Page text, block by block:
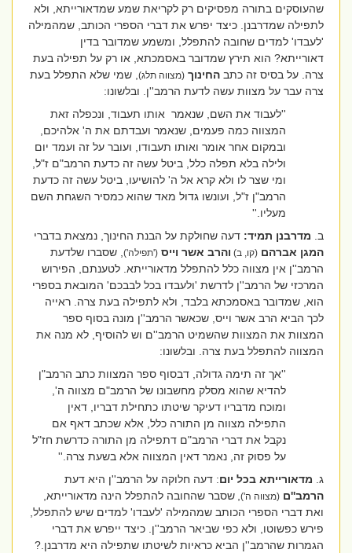
שהעוסקים בתורה מפסיקים רק לקריאת שמע שמדאורייתא, ולא
לתפילה שמדרבנן. כיצד יפרש את דברי הספרי הכותב, שמהמילה
'לעבדו' למדים שחובה להתפלל, ומשמע שמדובר בדין
דאורייתא? הוא תירץ שמדובר באסמכתא, או רק על תפילה בעת
צרה. על בסיס זה כתבהחינוך (מצווה תלג), שמי שלא התפלל בעת
צרה עבר על מצוות עשה לדעת הרמב''ן. ובלשונו:
''לעבוד את השם, שנאמר אותו תעבוד, ונכפלה זאת
המצווה כמה פעמים, שנאמר ועבדתם את ה' אלהיכם,
ובמקום אחר אומר ואותו תעבודו, ועובר על זה ועמד יום
ולילה בלא תפלה כלל, ביטל עשה זה כדעת הרמב"ם ז"ל,
ומי שצר לו ולא קרא אל ה' להושיעו, ביטל עשה זה כדעת
הרמב"ן ז"ל, ועונשו גדול מאד שהוא כמסיר השגחת השם
מעליו.''
ב.מדרבנן תמיד:דעה שחולקת על הבנת החינוך, נמצאת בדברי
המגן אברהם(קו, ב) והרב אשר וייס ('תפילה'), שסברו שלדעת
הרמב''ן אין מצווה כלל להתפלל מדאורייתא. לטענתם, הפירוש
המרכזי של הרמב''ן לדרשת 'ולעבדו בכל לבבכם' המובאת בספרי
הוא, שמדובר באסמכתא בלבד, ולא לתפילה בעת צרה. ראייה
לכך הביא הרב אשר וייס, שכאשר הרמב''ן מונה בסוף ספר
המצוות את המצוות שהשמיט הרמב''ם וש להוסיף, לא מנה את
המצווה להתפלל בעת צרה. ובלשונו:
''אך זה תימה גדולה, דבסוף ספר המצוות כתב הרמב"ן
להדיא שהוא מסלק מחשבונו של הרמב"ם מצווה ה',
ומוכח מדבריו דעיקר שיטתו כתחילת דבריו, דאין
התפילה מצווה מן התורה כלל, אלא שכתב דאף אם
נקבל את דברי הרמב"ם דתפילה מן התורה כדרשת חז"ל
על פסוק זה, נאמר דאין המצווה אלא בשעת צרה.''
מדאורייתא בכל יום: דעה חלוקה על הרמב''ן היא דעת
הרמב''ם (מצווה ה') ,שסבר שהחובה להתפלל הינה מדאורייתא,
ואת דברי הספרי הכותב שמהמילה 'לעבדו' למדים שיש להתפלל,
פירש כפשוטו, ולא כפי שביאר הרמב''ן. כיצד ייפרש את דברי
הגמרות שהרמב''ן הביא כראיות לשיטתו שתפילה היא מדרבנן.?